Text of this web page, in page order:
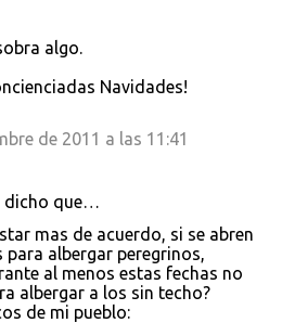
algo.
Navidades!
de 2011 a las 11:41
dicho que…
mas de acuerdo, si se abren
para albergar peregrinos,
al menos estas fechas no
albergar a los sin techo?
de mi pueblo: